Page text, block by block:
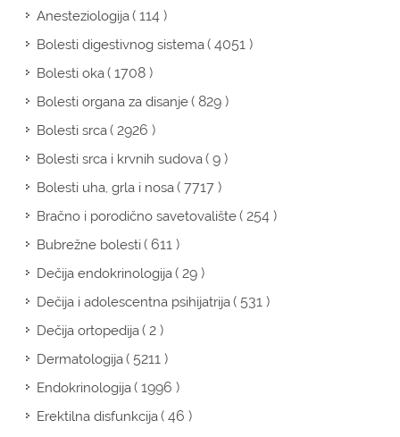
Anesteziologija( 114 )
Bolesti digestivnog sistema( 4051 )
Bolesti oka( 1708 )
Bolesti organa za disanje( 829 )
Bolesti srca( 2926 )
Bolesti srca i krvnih sudova( 9 )
Bolesti uha, grla i nosa( 7717 )
Bračno i porodično savetovalište( 254 )
Bubrežne bolesti( 611 )
Dečija endokrinologija( 29 )
Dečija i adolescentna psihijatrija( 531 )
Dečija ortopedija( 2 )
Dermatologija( 5211 )
Endokrinologija( 1996 )
Erektilna disfunkcija( 46 )